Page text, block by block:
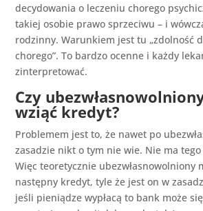
decydowania o leczeniu chorego
takiej osobie prawo sprzeciwu – i
rodzinny. Warunkiem jest tu „zdolność
chorego”. To bardzo ocenne i każdy
zinterpretować.
Czy
wziąć kredyt?
Problemem jest to, że nawet po
zasadzie nikt o tym nie wie. Nie ma
Więc teoretycznie ubezwłasnowolniony
następny kredyt, tyle że jest on w
jeśli pieniądze wypłacą to bank może